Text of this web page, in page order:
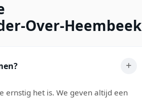
Over-Heembeek
ernstig het is. We geven altijd een